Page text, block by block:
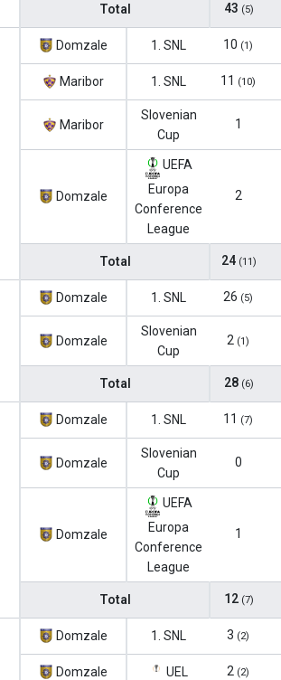
Total 43 (5)
Domzale 1. SNL 10 (1)
Maribor 1. SNL 11 (10)
Maribor
Slovenian
Cup
1
Domzale
UEFA
Europa
Conference
League
2
Total 24 (11)
Domzale 1. SNL 26 (5)
Domzale
Slovenian
Cup
2 (1)
Total 28 (6)
Domzale 1. SNL 11 (7)
Domzale
Slovenian
Cup
0
Domzale
UEFA
Europa
Conference
League
1
Total 12 (7)
Domzale 1. SNL 3 (2)
Domzale UEL 2 (2)